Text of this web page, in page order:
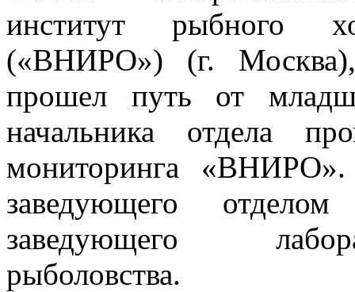
институт рыбного
(«ВНИРО») (г.
прошел путь от
начальника отдела
мониторинга
заведующего
заведующего
рыболовства.